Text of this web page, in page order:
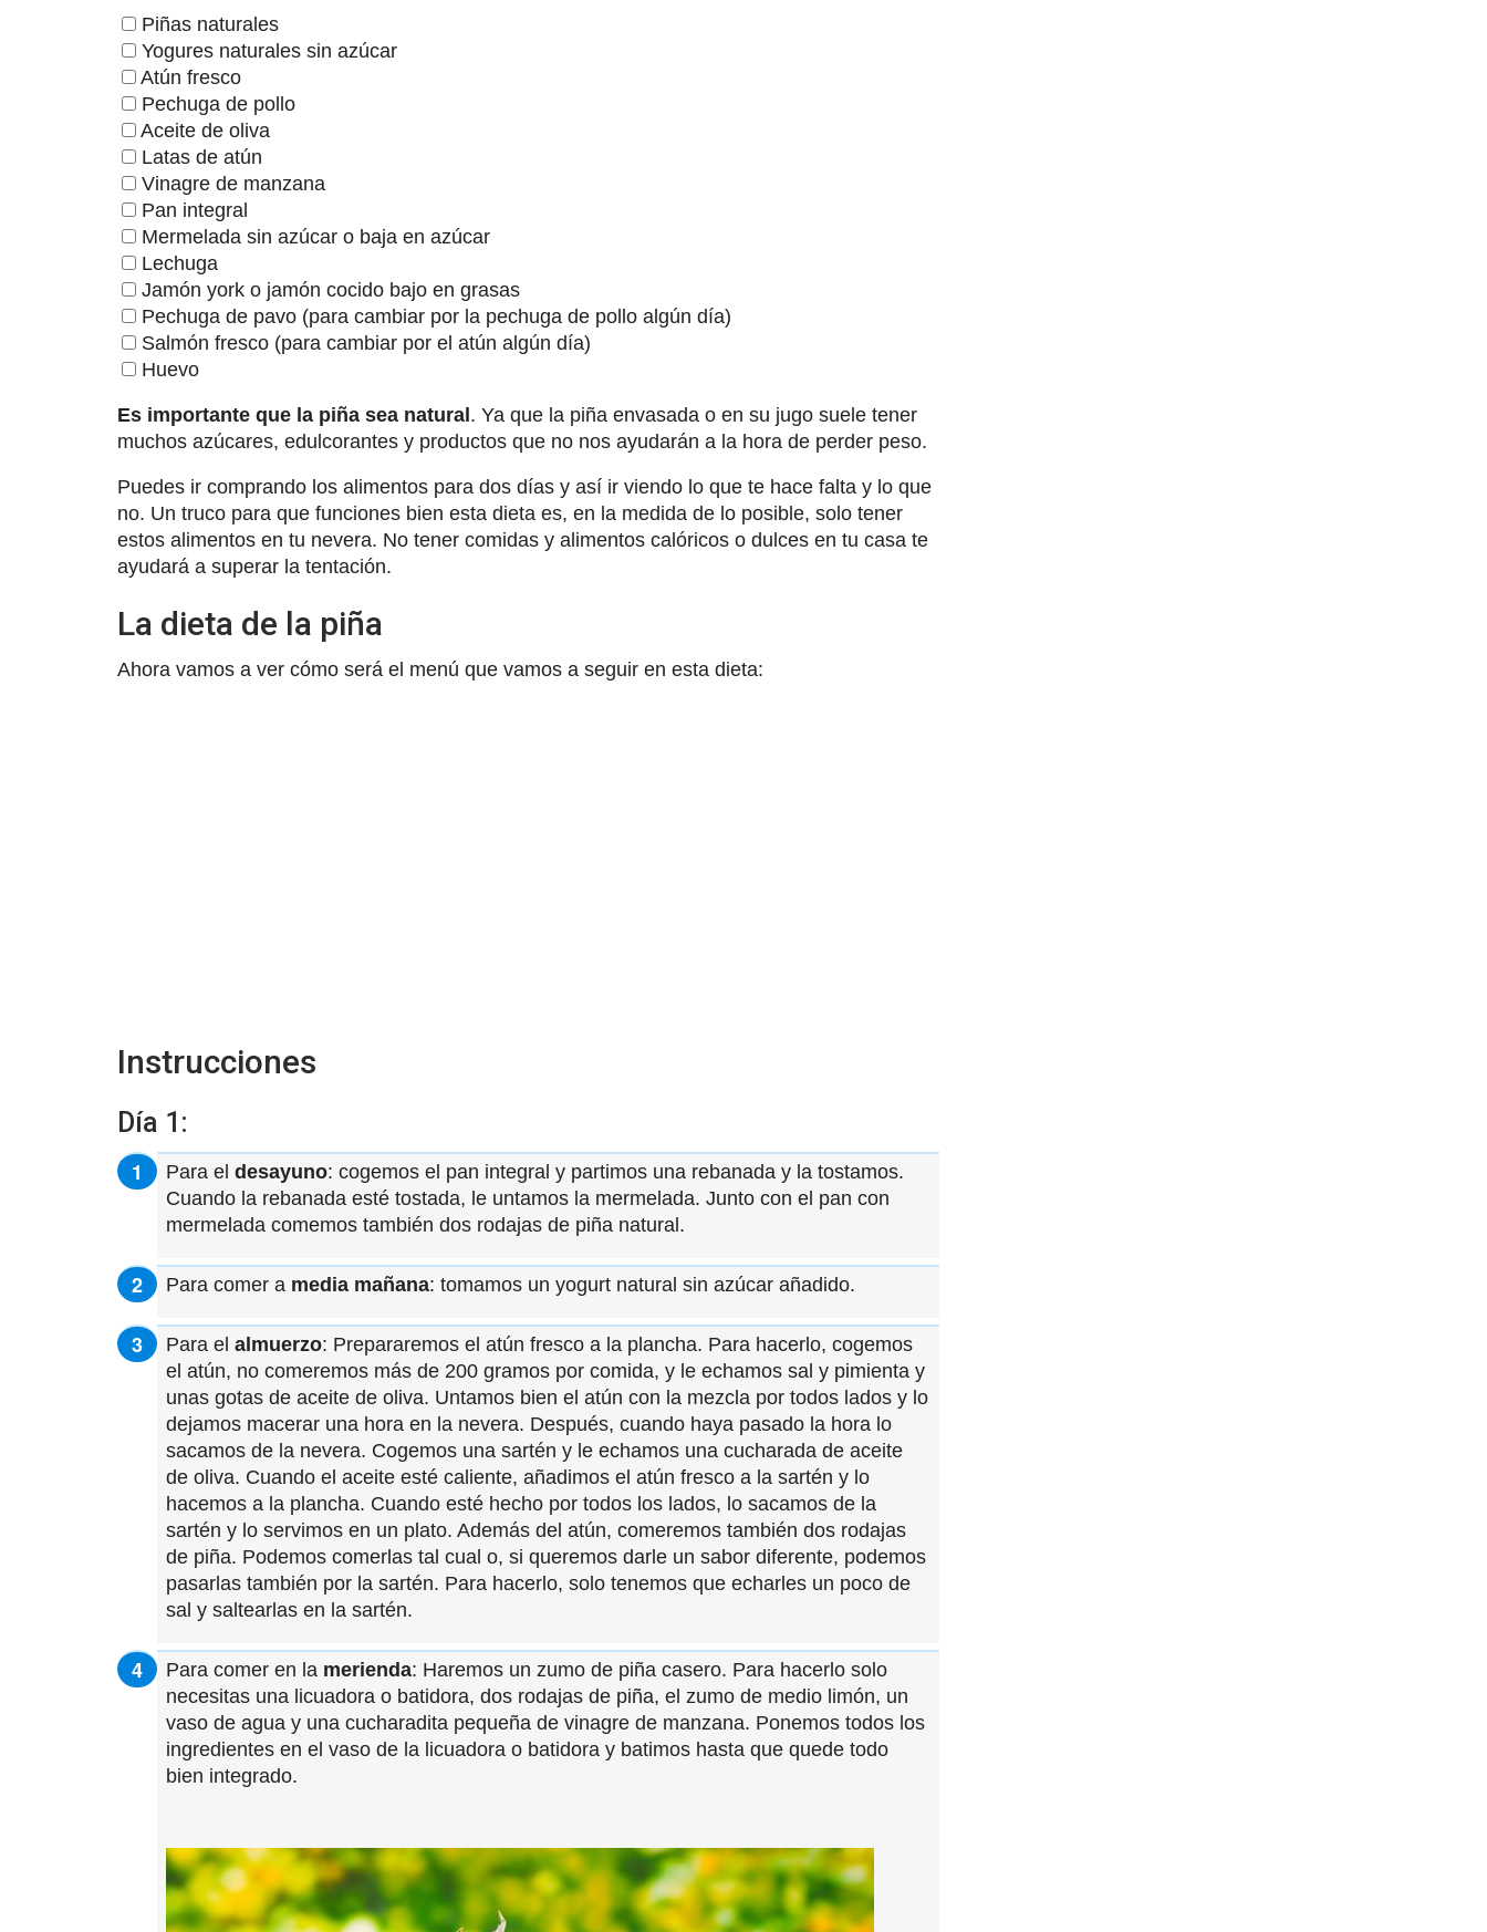
Piñas naturales
Yogures naturales sin azúcar
Atún fresco
Pechuga de pollo
Aceite de oliva
Latas de atún
Vinagre de manzana
Pan integral
Mermelada sin azúcar o baja en azúcar
Lechuga
Jamón york o jamón cocido bajo en grasas
Pechuga de pavo (para cambiar por la pechuga de pollo algún día)
Salmón fresco (para cambiar por el atún algún día)
Huevo
Es importante que la piña sea natural . Ya que la piña envasada o en su jugo suele tener
muchos azúcares, edulcorantes y productos que no nos ayudarán a la hora de perder peso.
Puedes ir comprando los alimentos para dos días y así ir viendo lo que te hace falta y lo que
no. Un truco para que funciones bien esta dieta es, en la medida de lo posible, solo tener
estos alimentos en tu nevera. No tener comidas y alimentos calóricos o dulces en tu casa te
ayudará a superar la tentación.
La dieta de la piña
Ahora vamos a ver cómo será el menú que vamos a seguir en esta dieta:
Instrucciones
Día 1:
Para el desayuno: cogemos el pan integral y partimos una rebanada y la tostamos.
Cuando la rebanada esté tostada, le untamos la mermelada. Junto con el pan con
mermelada comemos también dos rodajas de piña natural.
Para comer a media mañana: tomamos un yogurt natural sin azúcar añadido.
Para el almuerzo: Prepararemos el atún fresco a la plancha. Para hacerlo, cogemos
el atún, no comeremos más de 200 gramos por comida, y le echamos sal y pimienta y
unas gotas de aceite de oliva. Untamos bien el atún con la mezcla por todos lados y lo
dejamos macerar una hora en la nevera. Después, cuando haya pasado la hora lo
sacamos de la nevera. Cogemos una sartén y le echamos una cucharada de aceite
de oliva. Cuando el aceite esté caliente, añadimos el atún fresco a la sartén y lo
hacemos a la plancha. Cuando esté hecho por todos los lados, lo sacamos de la
sartén y lo servimos en un plato. Además del atún, comeremos también dos rodajas
de piña. Podemos comerlas tal cual o, si queremos darle un sabor diferente, podemos
pasarlas también por la sartén. Para hacerlo, solo tenemos que echarles un poco de
sal y saltearlas en la sartén.
Para comer en la merienda: Haremos un zumo de piña casero. Para hacerlo solo
necesitas una licuadora o batidora, dos rodajas de piña, el zumo de medio limón, un
vaso de agua y una cucharadita pequeña de vinagre de manzana. Ponemos todos los
ingredientes en el vaso de la licuadora o batidora y batimos hasta que quede todo
bien integrado.